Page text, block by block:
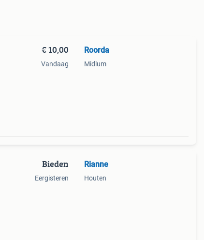
€ 10,00
Vandaag
Roorda
Midlum
Bieden
Eergisteren
Rianne
Houten